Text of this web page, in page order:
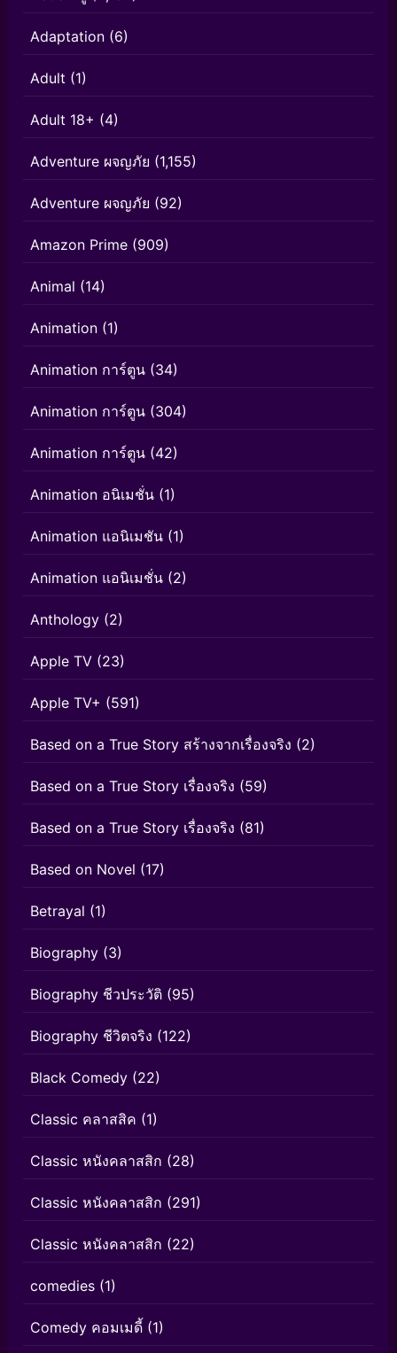
Adaptation (6)
Adult (1)
Adult 18+ (4)
Adventure ผจญภัย (1,155)
Adventure ผจญภัย (92)
Amazon Prime (909)
Animal (14)
Animation (1)
Animation การ์ตูน (34)
Animation การ์ตูน (304)
Animation การ์ตูน (42)
Animation อนิเมชั่น (1)
Animation แอนิเมชัน (1)
Animation แอนิเมชั่น (2)
Anthology (2)
Apple TV (23)
Apple TV+ (591)
Based on a True Story สร้างจากเรื่องจริง (2)
Based on a True Story เรื่องจริง (59)
Based on a True Story เรื่องจริง (81)
Based on Novel (17)
Betrayal (1)
Biography (3)
Biography ชีวประวัติ (95)
Biography ชีวิตจริง (122)
Black Comedy (22)
Classic คลาสสิค (1)
Classic หนังคลาสสิก (28)
Classic หนังคลาสสิก (291)
Classic หนังคลาสสิก (22)
comedies (1)
Comedy คอมเมดี้ (1)